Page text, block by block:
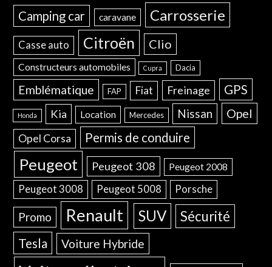
Camping car caravane Carrosserie
Casse auto Citroën Clio
Constructeurs automobiles Cupra Dacia
Emblématique FAP Fiat Freinage GPS
Honda Kia Location Mercedes Nissan Opel
Opel Corsa Permis de conduire
Peugeot Peugeot 308 Peugeot 2008
Peugeot 3008 Peugeot 5008 Porsche
Promo Renault SUV Sécurité
Tesla Voiture Hybride